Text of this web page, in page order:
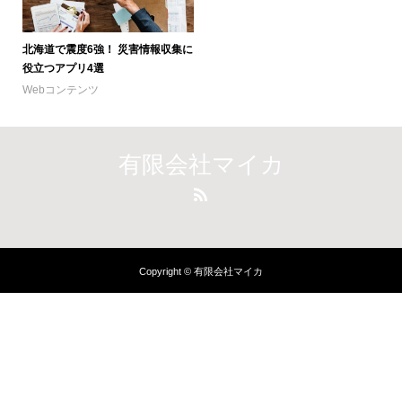
北海道で震度6強！ 災害情報収集に
役立つアプリ4選
Webコンテンツ
有限会社マイカ
Copyright © 有限会社マイカ